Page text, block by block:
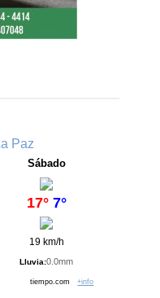
Paz
Sábado
17° 7°
19 km/h
Lluvia:0.0mm
tiempo.com+info